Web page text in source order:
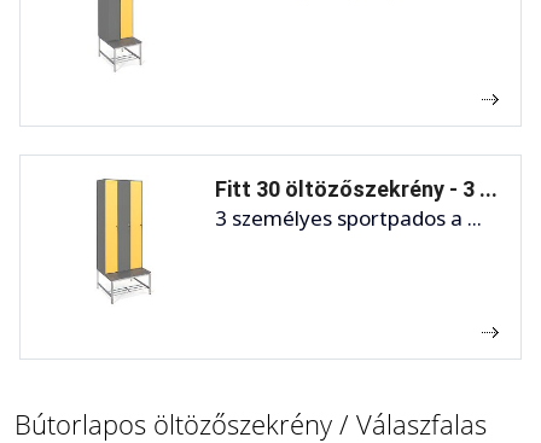
Fitt 30 öltözőszekrény - 3 ...
3 személyes sportpados a ...
Bútorlapos öltözőszekrény / Válaszfalas